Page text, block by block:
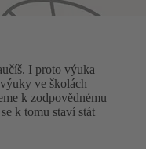
I proto výuka
ve školách
k zodpovědnému
k tomu staví stát